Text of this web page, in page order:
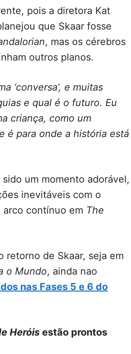
pois a diretora Kat
que Skaar fosse
, mas os cérebros
outros planos.
‘conversa’, e muitas
e qual é o futuro. Eu
criança, como um
é para onde a história está
um momento adorável,
inevitáveis com o
arco contínuo em The
retorno de Skaar, seja em
o Mundo, ainda nao
nas Fases 5 e 6 do
Heróis estão prontos